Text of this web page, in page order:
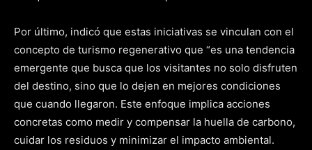
Por último, indicó que estas iniciativas se vinculan con el
concepto de turismo regenerativo que “es una tendencia
emergente que busca que los visitantes no solo disfruten
del destino, sino que lo dejen en mejores condiciones
que cuando llegaron. Este enfoque implica acciones
concretas como medir y compensar la huella de carbono,
cuidar los residuos y minimizar el impacto ambiental.